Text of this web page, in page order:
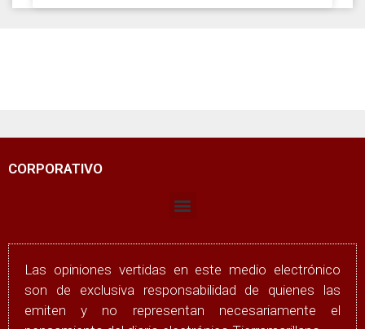
CORPORATIVO
Las opiniones vertidas en este medio electrónico
son de exclusiva responsabilidad de quienes las
emiten y no representan necesariamente el